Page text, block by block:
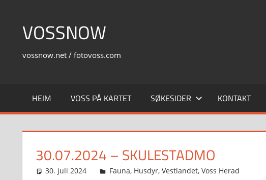
contentVOSSNOW
vossnow.net / fotovoss.com
HEIM VOSS PÅ KARTET SØKESIDER KONTAKT
30.07.2024 – SKULESTADMO
30. juli 2024 Svein
Fauna, Husdyr, Vestlandet, Voss Herad